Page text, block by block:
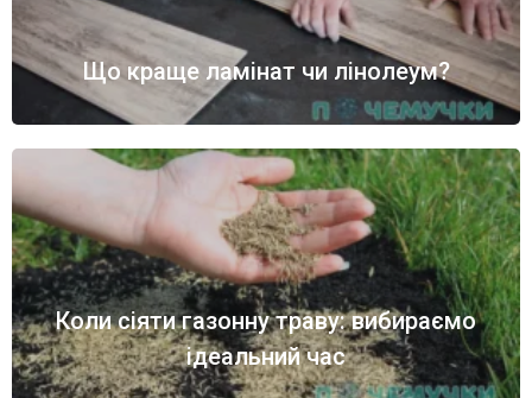
Що краще ламінат чи лінолеум?
Коли сіяти газонну траву: вибираємо
ідеальний час